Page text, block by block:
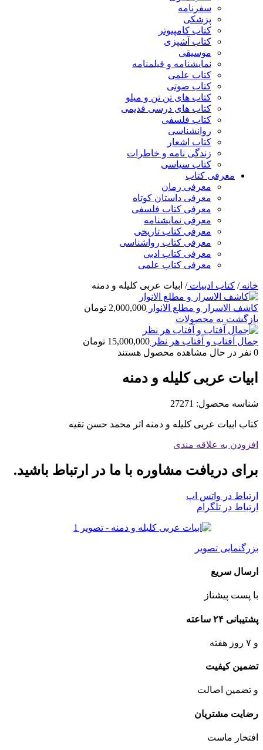
سفرنامه
پزشکی
کتاب کامپیوتر
کتاب آشپزی
موسیقی
نمایشنامه و فیلمنامه
کتاب علمی
کتاب صوتی
کتاب های تن تن و میلو
کتاب های درسی قدیمی
کتاب فلسفی
روانشناسی
کتاب اشعار
زندگی نامه و خاطرات
کتاب سیاسی
معرفی کتاب
معرفی رمان
معرفی داستان کوتاه
معرفی کتاب فلسفی
معرفی نمایشنامه
معرفی کتاب تاریخی
معرفی کتاب رواشناسی
معرفی کتاب ادبی
معرفی کتاب علمی
خانه/ کتاب ادبیات/ ابیات عربی کلیله و دمنه
کاشف الاسرار و مطلع الانوار 2,000,000 تومان
بازگشت به محصولات
جمال آفتاب و آفتاب هر نظر 15,000,000 تومان
0 نفر در حال مشاهده محصول هستند
ابیات عربی کلیله و دمنه
شناسه محصول: 27271
کتاب ابیات عربی کلیله و دمنه اثر محمد حسن تقیه
افزودن به علاقه مندی
برای دریافت مشاوره با ما در ارتباط باشید.
ارتباط در واتس اپ
ارتباط در تلگرام
بزرگنمایی تصویر
ارسال سریع
با پست پیشتاز
پشتیبانی ۲۴ ساعته
و ۷ روز هفته
تضمین کیفیت
و تضمین اصالت
رضایت مشتریان
افتخار ماست